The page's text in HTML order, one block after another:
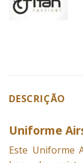
DESCRIÇÃO
Uniforme
Este Uniforme